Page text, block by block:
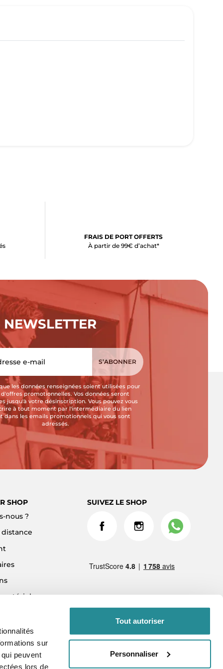
sur
peuvent
lors de
Tout autoriser
Personnaliser
FRAIS DE PORT OFFERTS
À partir de 99€ d’achat*
NEWSLETTER
les données renseignées soient utilisées pour
d'offres promotionnelles. Vos données seront
jusqu'à votre désinscription. Vous pouvez vous
à tout moment par l'intermédiaire du lien
dans les emails promotionnels qui vous sont
adressés.
SHOP
nous ?
distance
matériel
SUIVEZ LE SHOP